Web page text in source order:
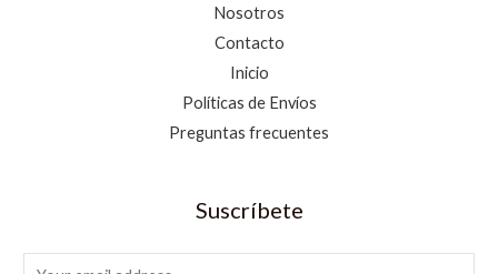
Nosotros
Contacto
Inicio
Políticas de Envíos
Preguntas frecuentes
Suscríbete